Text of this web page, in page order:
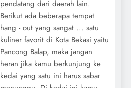
pendatang dari daerah lain.
Berikut ada beberapa tempat
hang - out yang sangat ... satu
kuliner favorit di Kota Bekasi yaitu
Pancong Balap, maka jangan
heran jika kamu berkunjung ke
kedai yang satu ini harus sabar